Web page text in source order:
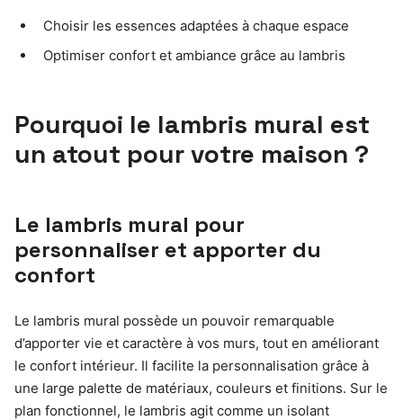
Choisir les essences adaptées à chaque espace
Optimiser confort et ambiance grâce au lambris
Pourquoi le lambris mural est
un atout pour votre maison ?
Le lambris mural pour
personnaliser et apporter du
confort
Le lambris mural possède un pouvoir remarquable
d’apporter vie et caractère à vos murs, tout en améliorant
le confort intérieur. Il facilite la personnalisation grâce à
une large palette de matériaux, couleurs et finitions. Sur le
plan fonctionnel, le lambris agit comme un isolant